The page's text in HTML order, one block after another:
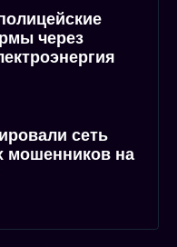
через
сеть
мошенников на